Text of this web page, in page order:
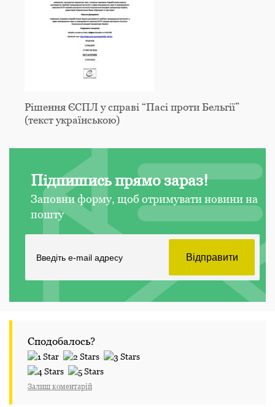
Рішення ЄСПЛ у справі “Пасі проти Бельгії”
(текст українською)
Підпишись прямо зараз!
Заповни форму, щоб отримувати новини на
пошту
Сподобалось?
Залиш коментарій